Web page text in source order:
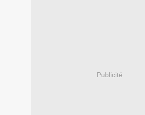
Publicité